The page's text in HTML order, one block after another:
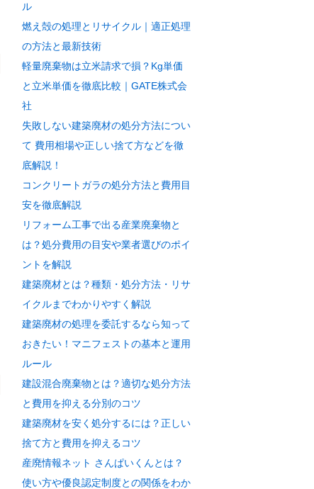
ル
燃え殻の処理とリサイクル｜適正処理
の方法と最新技術
軽量廃棄物は立米請求で損？Kg単価
と立米単価を徹底比較｜GATE株式会
社
失敗しない建築廃材の処分方法につい
て 費用相場や正しい捨て方などを徹
底解説！
コンクリートガラの処分方法と費用目
安を徹底解説
リフォーム工事で出る産業廃棄物と
は？処分費用の目安や業者選びのポイ
ントを解説
建築廃材とは？種類・処分方法・リサ
イクルまでわかりやすく解説
建築廃材の処理を委託するなら知って
おきたい！マニフェストの基本と運用
ルール
建設混合廃棄物とは？適切な処分方法
と費用を抑える分別のコツ
建築廃材を安く処分するには？正しい
捨て方と費用を抑えるコツ
産廃情報ネット さんぱいくんとは？
使い方や優良認定制度との関係をわか